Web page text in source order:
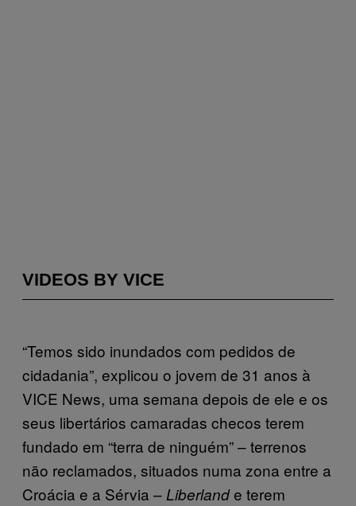
VIDEOS BY VICE
“Temos sido inundados com pedidos de
cidadania”, explicou o jovem de 31 anos à
VICE News, uma semana depois de ele e os
seus libertários camaradas checos terem
fundado em “terra de ninguém” – terrenos
não reclamados, situados numa zona entre a
Croácia e a Sérvia – Liberlande terem